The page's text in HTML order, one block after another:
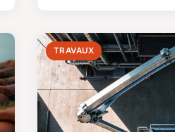
TRAVAUX